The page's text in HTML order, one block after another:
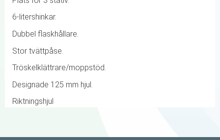
6-litershinkar.
Dubbel flaskhållare.
Stor tvättpåse.
Tröskelklättrare/moppstöd.
Designade 125 mm hjul.
Riktningshjul